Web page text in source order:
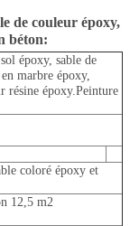
de couleur époxy,
béton:
époxy, sable de
marbre époxy,
résine époxy.Peinture
coloré époxy et
12,5 m2